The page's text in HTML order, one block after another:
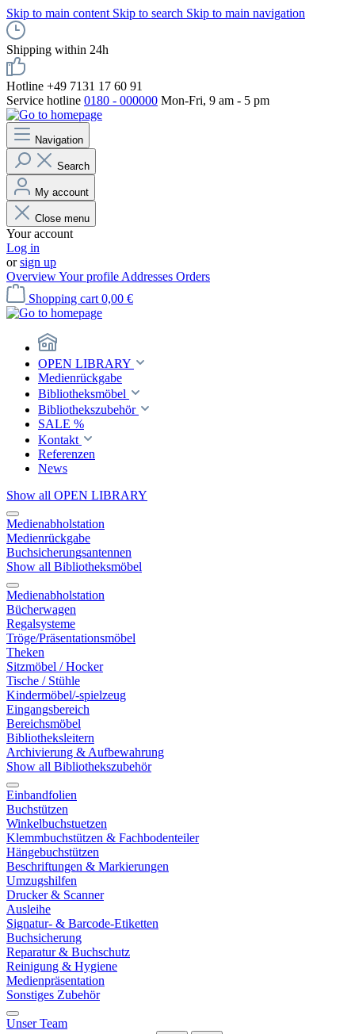
Skip to main content Skip to search Skip to main navigation
Shipping within 24h
Hotline +49 7131 17 60 91
Service hotline 0180 - 000000 Mon-Fri, 9 am - 5 pm
Navigation
Search
My account
Close menu
Your account
Log in
orsign up
OverviewYour profile Addresses Orders
Shopping cart 0,00 €
OPEN LIBRARY
Medienrückgabe
Bibliotheksmöbel
Bibliothekszubehör
SALE %
Kontakt
Referenzen
News
Show all OPEN LIBRARY
Medienabholstation
Medienrückgabe
Buchsicherungsantennen
Show all Bibliotheksmöbel
Medienabholstation
Bücherwagen
Regalsysteme
Tröge/Präsentationsmöbel
Theken
Sitzmöbel / Hocker
Tische / Stühle
Kindermöbel/-spielzeug
Eingangsbereich
Bereichsmöbel
Bibliotheksleitern
Archivierung & Aufbewahrung
Show all Bibliothekszubehör
Einbandfolien
Buchstützen
Winkelbuchstuetzen
Klemmbuchstützen & Fachbodenteiler
Hängebuchstützen
Beschriftungen & Markierungen
Umzugshilfen
Drucker & Scanner
Ausleihe
Signatur- & Barcode-Etiketten
Buchsicherung
Reparatur & Buchschutz
Reinigung & Hygiene
Medienpräsentation
Sonstiges Zubehör
Unser Team